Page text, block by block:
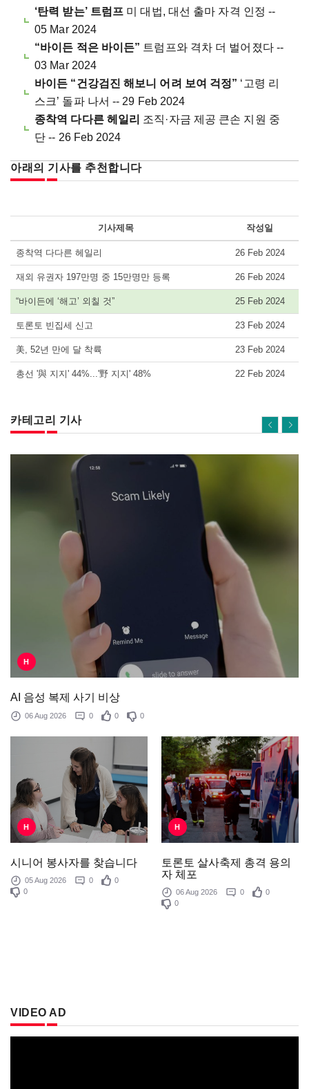
‘탄력 받는’ 트럼프 미 대법, 대선 출마 자격 인정 --
05 Mar 2024
“바이든 적은 바이든” 트럼프와 격차 더 벌어졌다 --
03 Mar 2024
바이든 “건강검진 해보니 어려 보여 걱정” ‘고령 리
스크’ 돌파 나서 -- 29 Feb 2024
종착역 다다른 헤일리 조직·자금 제공 큰손 지원 중
단 -- 26 Feb 2024
아래의 기사를 추천합니다
기사제목 작성일
종착역 다다른 헤일리 26 Feb 2024
재외 유권자 197만명 중 15만명만 등록 26 Feb 2024
“바이든에 ‘해고’ 외칠 것” 25 Feb 2024
토론토 빈집세 신고 23 Feb 2024
美, 52년 만에 달 착륙 23 Feb 2024
총선 '與 지지' 44%...'野 지지' 48% 22 Feb 2024
카테고리 기사
H
AI 음성 복제 사기 비상
06 Aug 2026 0 0 0
H
시니어 봉사자를 찾습니다
05 Aug 2026 0
0
0
H
토론토 살사축제 총격 용의
자 체포
06 Aug 2026 0
0
0
VIDEO AD